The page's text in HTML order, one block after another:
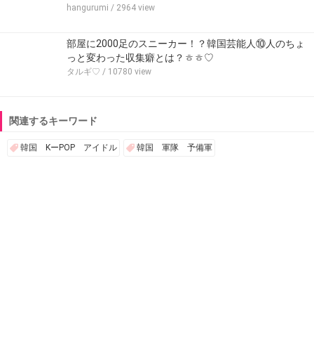
hangurumi / 2964 view
部屋に2000足のスニーカー！？韓国芸能人⑩人のちょ
っと変わった収集癖とは？ㅎㅎ♡
タルギ♡ / 10780 view
関連するキーワード
韓国 KーPOP アイドル 韓国 軍隊 予備軍